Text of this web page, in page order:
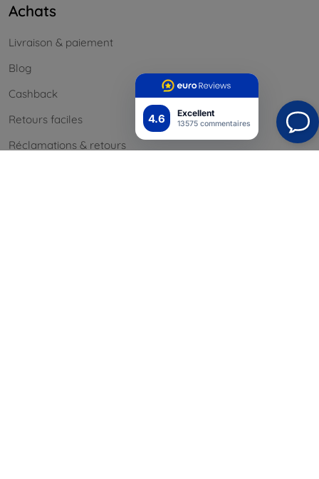
4.6 Excellent
13575 commentaires
Achats
Livraison & paiement
Blog
Cashback
Retours faciles
Réclamations & retours